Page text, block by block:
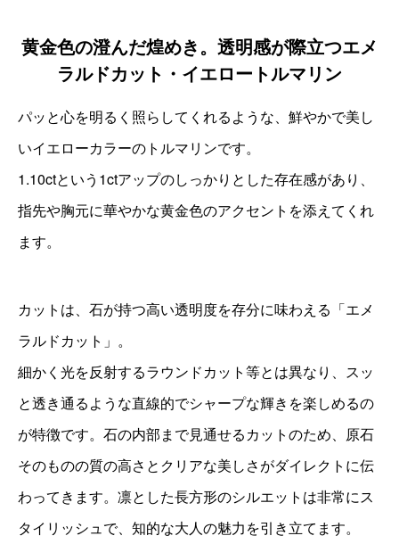
エメラルドカット
工石・模造石は一切取り扱っておりません。
現物品質保証
黄金色の澄んだ煌めき。透明感が際立つエメ
ラルドカット・イエロートルマリン
パッと心を明るく照らしてくれるような、鮮やかで美し
いイエローカラーのトルマリンです。
1.10ctという1ctアップのしっかりとした存在感があり、
指先や胸元に華やかな黄金色のアクセントを添えてくれ
ます。
カットは、石が持つ高い透明度を存分に味わえる「エメ
ラルドカット」。
細かく光を反射するラウンドカット等とは異なり、スッ
と透き通るような直線的でシャープな輝きを楽しめるの
が特徴です。石の内部まで見通せるカットのため、原石
そのものの質の高さとクリアな美しさがダイレクトに伝
わってきます。凛とした長方形のシルエットは非常にス
タイリッシュで、知的な大人の魅力を引き立てます。